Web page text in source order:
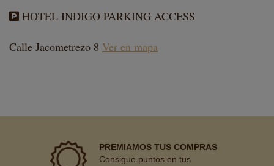
HOTEL INDIGO PARKING ACCESS
Calle Jacometrezo 8 Ver en mapa
PREMIAMOS TUS COMPRAS
Consigue puntos en tus